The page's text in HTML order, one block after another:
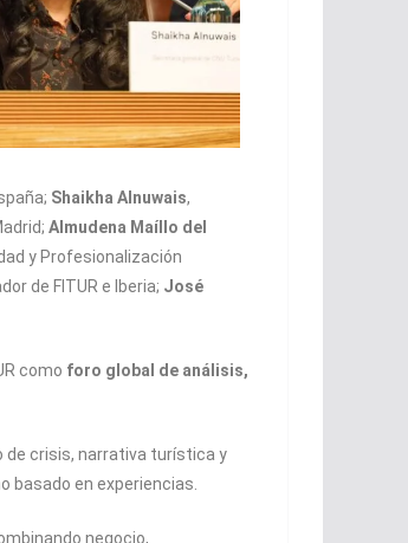
Shaikha Alnuwais,
Almudena Maíllo del
y Profesionalización
de FITUR e Iberia; José
como foro global de análisis,
de crisis, narrativa turística y
basado en experiencias.
negocio,